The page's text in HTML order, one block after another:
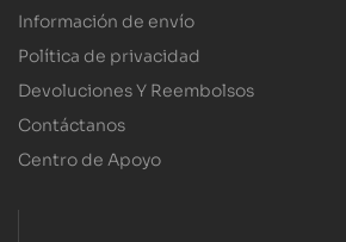
Información de envío
Política de privacidad
Devoluciones Y Reembolsos
Contáctanos
Centro de Apoyo